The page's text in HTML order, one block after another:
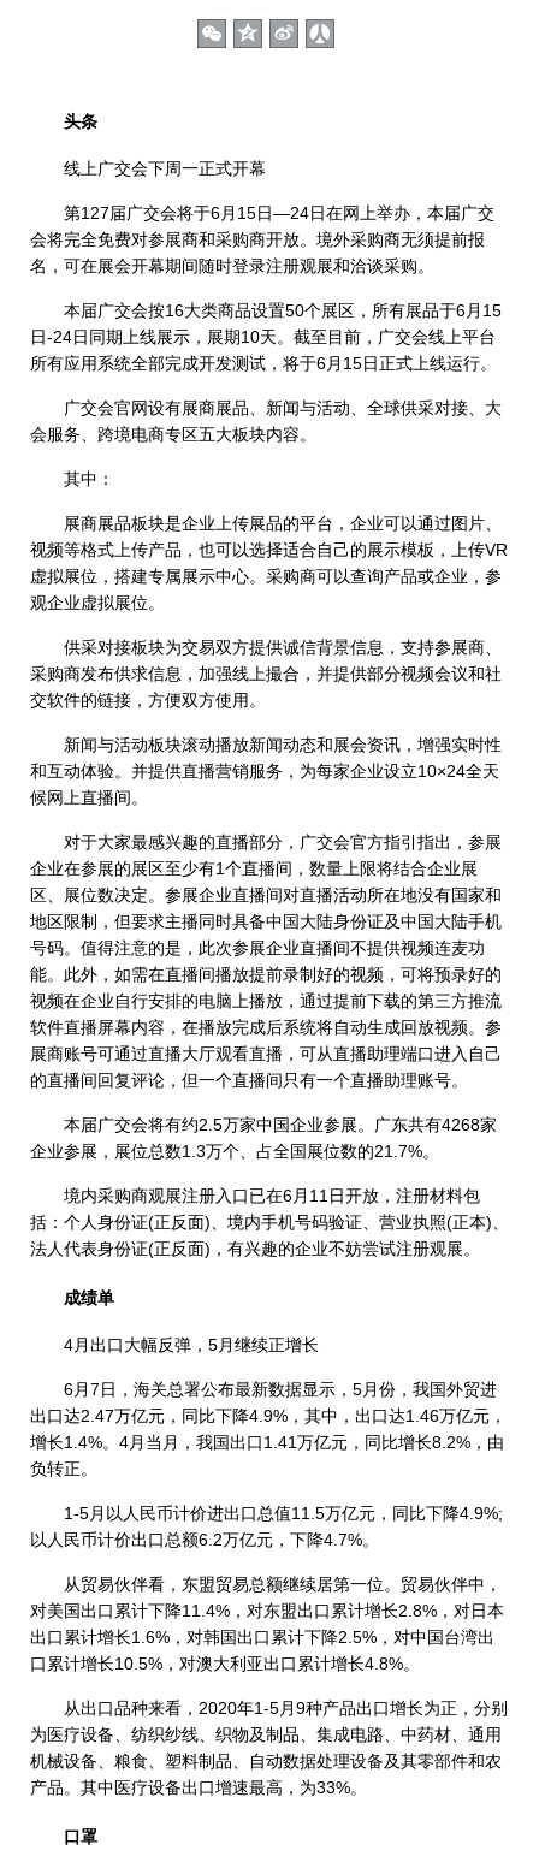
头条
线上广交会下周一正式开幕
第127届广交会将于6月15日—24日在网上举办，本届广交
会将完全免费对参展商和采购商开放。境外采购商无须提前报
名，可在展会开幕期间随时登录注册观展和洽谈采购。
本届广交会按16大类商品设置50个展区，所有展品于6月15
日-24日同期上线展示，展期10天。截至目前，广交会线上平台
所有应用系统全部完成开发测试，将于6月15日正式上线运行。
广交会官网设有展商展品、新闻与活动、全球供采对接、大
会服务、跨境电商专区五大板块内容。
其中：
展商展品板块是企业上传展品的平台，企业可以通过图片、
视频等格式上传产品，也可以选择适合自己的展示模板，上传VR
虚拟展位，搭建专属展示中心。采购商可以查询产品或企业，参
观企业虚拟展位。
供采对接板块为交易双方提供诚信背景信息，支持参展商、
采购商发布供求信息，加强线上撮合，并提供部分视频会议和社
交软件的链接，方便双方使用。
新闻与活动板块滚动播放新闻动态和展会资讯，增强实时性
和互动体验。并提供直播营销服务，为每家企业设立10×24全天
候网上直播间。
对于大家最感兴趣的直播部分，广交会官方指引指出，参展
企业在参展的展区至少有1个直播间，数量上限将结合企业展
区、展位数决定。参展企业直播间对直播活动所在地没有国家和
地区限制，但要求主播同时具备中国大陆身份证及中国大陆手机
号码。值得注意的是，此次参展企业直播间不提供视频连麦功
能。此外，如需在直播间播放提前录制好的视频，可将预录好的
视频在企业自行安排的电脑上播放，通过提前下载的第三方推流
软件直播屏幕内容，在播放完成后系统将自动生成回放视频。参
展商账号可通过直播大厅观看直播，可从直播助理端口进入自己
的直播间回复评论，但一个直播间只有一个直播助理账号。
本届广交会将有约2.5万家中国企业参展。广东共有4268家
企业参展，展位总数1.3万个、占全国展位数的21.7%。
境内采购商观展注册入口已在6月11日开放，注册材料包
括：个人身份证(正反面)、境内手机号码验证、营业执照(正本)、
法人代表身份证(正反面)，有兴趣的企业不妨尝试注册观展。
成绩单
4月出口大幅反弹，5月继续正增长
6月7日，海关总署公布最新数据显示，5月份，我国外贸进
出口达2.47万亿元，同比下降4.9%，其中，出口达1.46万亿元，
增长1.4%。4月当月，我国出口1.41万亿元，同比增长8.2%，由
负转正。
1-5月以人民币计价进出口总值11.5万亿元，同比下降4.9%;
以人民币计价出口总额6.2万亿元，下降4.7%。
从贸易伙伴看，东盟贸易总额继续居第一位。贸易伙伴中，
对美国出口累计下降11.4%，对东盟出口累计增长2.8%，对日本
出口累计增长1.6%，对韩国出口累计下降2.5%，对中国台湾出
口累计增长10.5%，对澳大利亚出口累计增长4.8%。
从出口品种来看，2020年1-5月9种产品出口增长为正，分别
为医疗设备、纺织纱线、织物及制品、集成电路、中药材、通用
机械设备、粮食、塑料制品、自动数据处理设备及其零部件和农
产品。其中医疗设备出口增速最高，为33%。
口罩